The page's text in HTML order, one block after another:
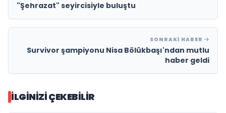
"Şehrazat" seyircisiyle buluştu
SONRAKI HABER
Survivor şampiyonu Nisa Bölükbaşı'ndan mutlu
haber geldi
İLGINIZI ÇEKEBILIR